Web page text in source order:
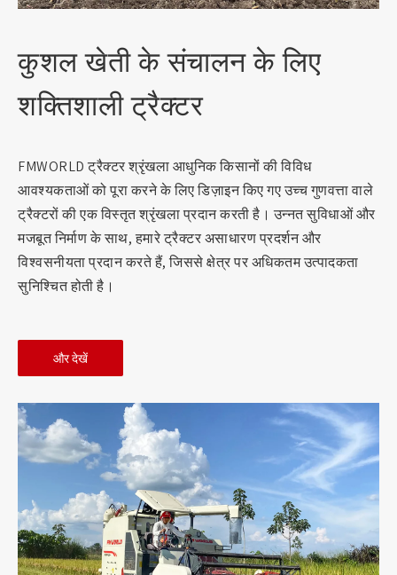
कुशल खेती के संचालन के लिए
शक्तिशाली ट्रैक्टर
FMWORLD ट्रैक्टर श्रृंखला आधुनिक किसानों की विविध
आवश्यकताओं को पूरा करने के लिए डिज़ाइन किए गए उच्च गुणवत्ता वाले
ट्रैक्टरों की एक विस्तृत श्रृंखला प्रदान करती है। उन्नत सुविधाओं और
मजबूत निर्माण के साथ, हमारे ट्रैक्टर असाधारण प्रदर्शन और
विश्वसनीयता प्रदान करते हैं, जिससे क्षेत्र पर अधिकतम उत्पादकता
सुनिश्चित होती है।
और देखें